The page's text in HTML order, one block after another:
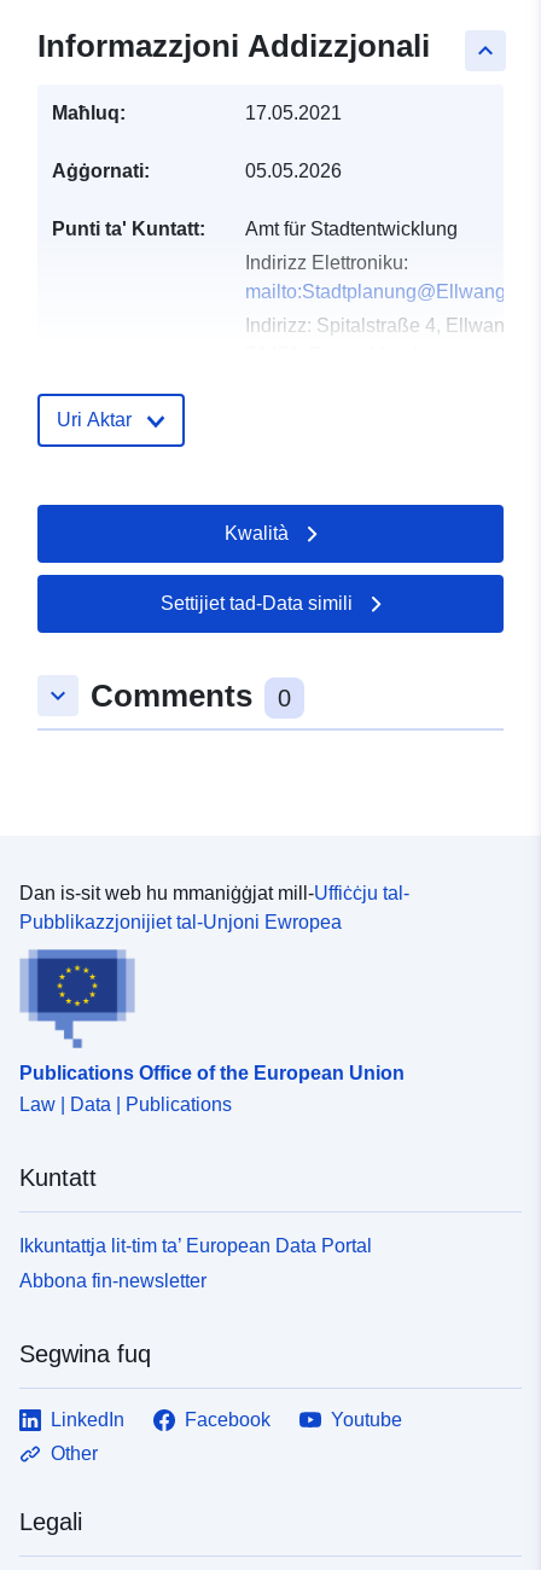
keyboard_arrow_up
Informazzjoni Addizzjonali
Maħluq: 17.05.2021
Aġġornati: 05.05.2026
Punti ta' Kuntatt:
Amt für Stadtentwicklung
Indirizz Elettroniku:
Indirizz: Spitalstraße 4, Ellwangen,
Reġistru tal-
01 August 2026
Koordinati: [ [ 10.2746029,
48.9757574 ], [ 10.2769636,
48.9742852 ], [ 10.2746029,
48.9742852 ], [ 10.2746029,
http://data.europa.eu/88u/dataset/
Uri Aktar
Kwalità
Settijiet tad-Data simili
keyboard_arrow_down Comments 0
Dan is-sit web hu mmaniġġjat mill-Uffiċċju tal-
Pubblikazzjonijiet tal-Unjoni Ewropea
Publications Office of the European Union
Law | Data | Publications
Kuntatt
Ikkuntattja lit-tim ta’ European Data Portal
Abbona fin-newsletter
Segwina fuq
LinkedIn Facebook
Youtube
Other
Legali